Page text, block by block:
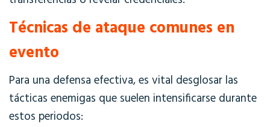
Técnicas de ataque comunes en
evento
Para una defensa efectiva, es vital desglosar las
tácticas enemigas que suelen intensificarse durante
estos periodos: